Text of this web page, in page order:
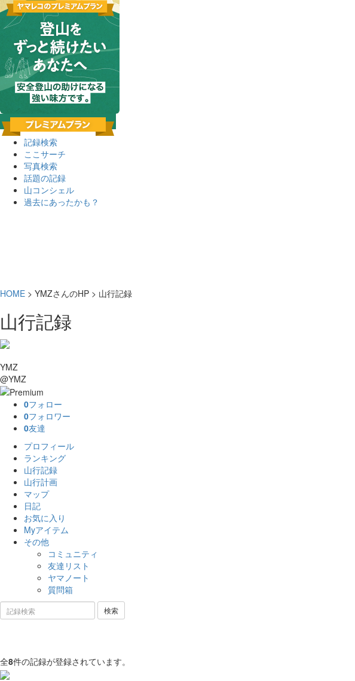
記録検索
ここサーチ
写真検索
話題の記録
山コンシェル
過去にあったかも？
HOME > YMZさんのHP > 山行記録
山行記録
YMZ
@YMZ
0フォロー
0フォロワー
0友達
プロフィール
ランキング
山行記録
山行計画
マップ
日記
お気に入り
Myアイテム
その他
コミュニティ
友達リスト
ヤマノート
質問箱
全8件の記録が登録されています。